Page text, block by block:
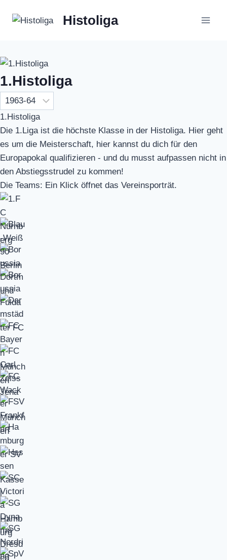
Inhalt
Histoliga
1.Histoliga
1.Histoliga
Die 1.Liga ist die höchste Klasse in der Histoliga. Hier geht
es um die Meisterschaft, hier kannst du dich für den
Europapokal qualifizieren - und du musst aufpassen nicht in
den Abstiegsstrudel zu kommen!
Die Teams: Ein Klick öffnet das Vereinsporträt.